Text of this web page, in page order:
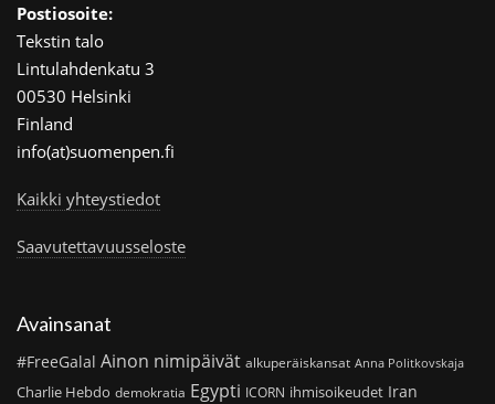
Postiosoite:
Tekstin talo
Lintulahdenkatu 3
00530 Helsinki
Finland
info(at)suomenpen.fi
Kaikki yhteystiedot
Saavutettavuusseloste
Avainsanat
#FreeGalal Ainon nimipäivät alkuperäiskansat Anna Politkovskaja
Charlie Hebdo demokratia Egypti ICORN ihmisoikeudet Iran